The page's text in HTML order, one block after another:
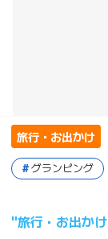
旅行・お出かけ
グランピング
旅行・お出かけ